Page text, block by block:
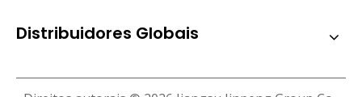
Distribuidores Globais